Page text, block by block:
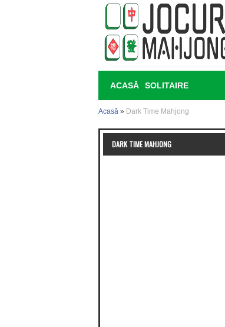
ACASĂ SOLITAIRE
Acasă » Dark Time Mahjong
DARK TIME MAHJONG